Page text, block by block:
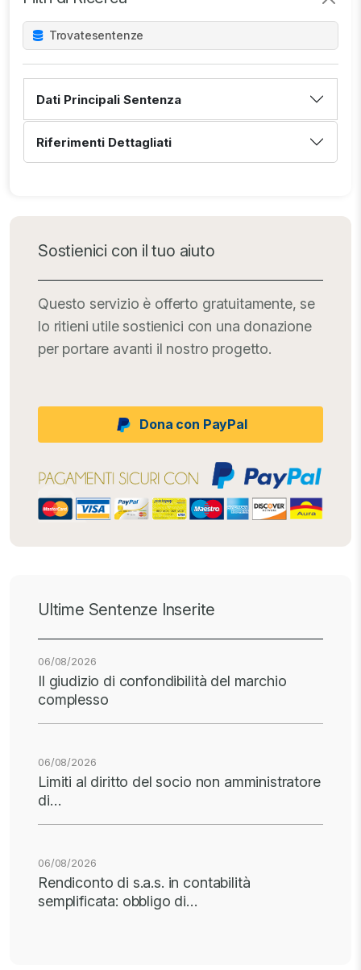
Trovatesentenze
Dati Principali Sentenza
Riferimenti Dettagliati
Sostienici con il tuo aiuto
Questo servizio è offerto gratuitamente, se
lo ritieni utile sostienici con una donazione
per portare avanti il nostro progetto.
Dona con PayPal
Ultime Sentenze Inserite
06/08/2026
Il giudizio di confondibilità del marchio
complesso
06/08/2026
Limiti al diritto del socio non amministratore
di…
06/08/2026
Rendiconto di s.a.s. in contabilità
semplificata: obbligo di…